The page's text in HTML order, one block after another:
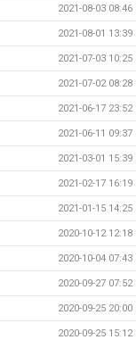
2021-08-03 08:46
2021-08-01 13:39
2021-07-03 10:25
2021-07-02 08:28
2021-06-17 23:52
2021-06-11 09:37
2021-03-01 15:39
2021-02-17 16:19
2021-01-15 14:25
2020-10-12 12:18
2020-10-04 07:43
2020-09-27 07:52
2020-09-25 20:00
2020-09-25 15:12